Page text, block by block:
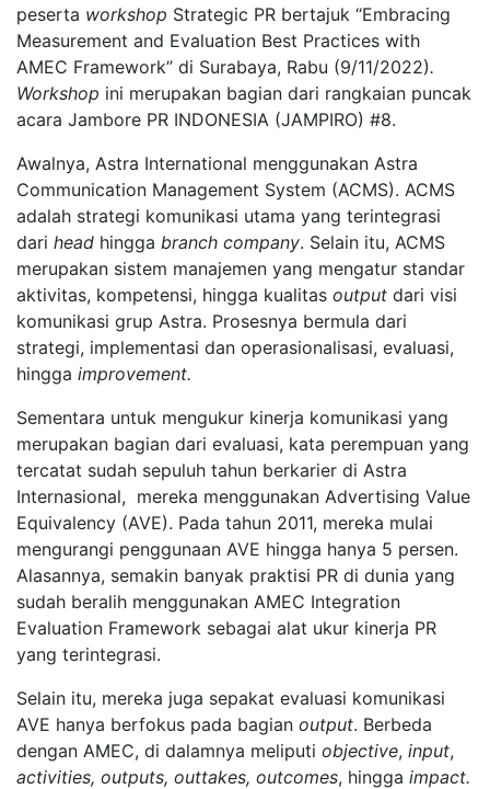
peserta workshop Strategic PR bertajuk “Embracing
Measurement and Evaluation Best Practices with
AMEC Framework” di Surabaya, Rabu (9/11/2022).
Workshop ini merupakan bagian dari rangkaian puncak
acara Jambore PR INDONESIA (JAMPIRO) #8.
Awalnya, Astra International menggunakan Astra
Communication Management System (ACMS). ACMS
adalah strategi komunikasi utama yang terintegrasi
dari head hingga branch company. Selain itu, ACMS
merupakan sistem manajemen yang mengatur standar
aktivitas, kompetensi, hingga kualitas output dari visi
komunikasi grup Astra. Prosesnya bermula dari
strategi, implementasi dan operasionalisasi, evaluasi,
hingga improvement.
Sementara untuk mengukur kinerja komunikasi yang
merupakan bagian dari evaluasi, kata perempuan yang
tercatat sudah sepuluh tahun berkarier di Astra
Internasional, mereka menggunakan Advertising Value
Equivalency (AVE). Pada tahun 2011, mereka mulai
mengurangi penggunaan AVE hingga hanya 5 persen.
Alasannya, semakin banyak praktisi PR di dunia yang
sudah beralih menggunakan AMEC Integration
Evaluation Framework sebagai alat ukur kinerja PR
yang terintegrasi.
Selain itu, mereka juga sepakat evaluasi komunikasi
AVE hanya berfokus pada bagian output. Berbeda
dengan AMEC, di dalamnya meliputi objective, input,
activities, outputs, outtakes, outcomes, hingga impact.